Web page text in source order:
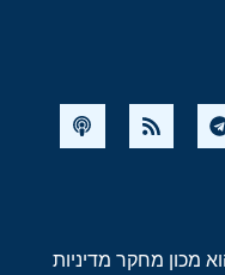
מכון מחקר מדיניות